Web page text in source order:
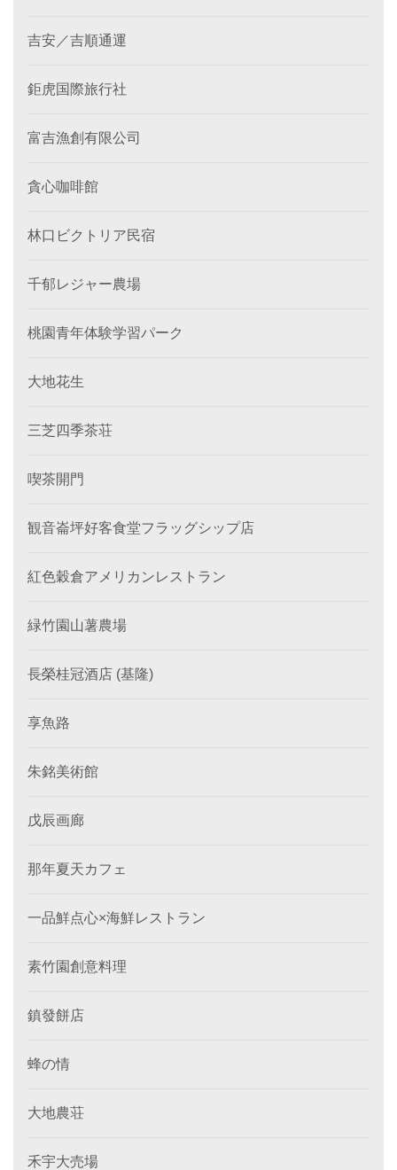
吉安／吉順通運
鉅虎国際旅行社
富吉漁創有限公司
貪心咖啡館
林口ビクトリア民宿
千郁レジャー農場
桃園青年体験学習パーク
大地花生
三芝四季茶荘
喫茶開門
観音崙坪好客食堂フラッグシップ店
紅色穀倉アメリカンレストラン
緑竹園山薯農場
長榮桂冠酒店 (基隆)
享魚路
朱銘美術館
戊辰画廊
那年夏天カフェ
一品鮮点心×海鮮レストラン
素竹園創意料理
鎮發餅店
蜂の情
大地農荘
禾宇大売場